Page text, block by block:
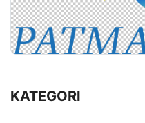
KATEGORI